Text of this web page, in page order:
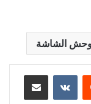
الشاشة
مشاركة عبر البريد